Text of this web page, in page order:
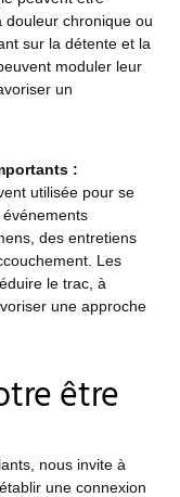
douleur chronique ou
sur la détente et la
moduler leur
un
:
utilisée pour se
des entretiens
Les
le trac, à
une approche
être
nous invite à
une connexion